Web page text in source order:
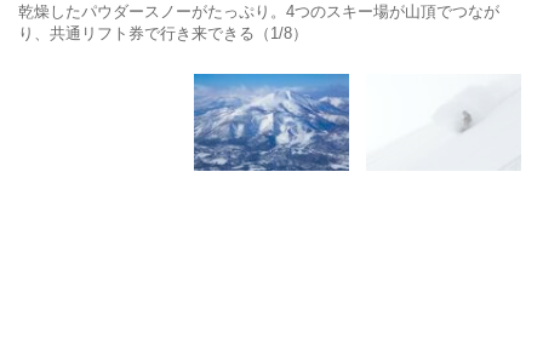
乾燥したパウダースノーがたっぷり。4つのスキー場が山頂でつなが
り、共通リフト券で行き来できる（1/8）